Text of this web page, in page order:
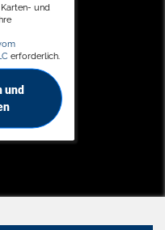
und
erforderlich.
und